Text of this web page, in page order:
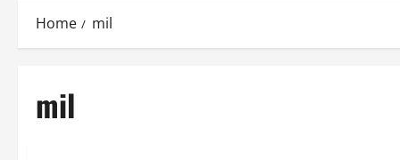
Home mil
mil